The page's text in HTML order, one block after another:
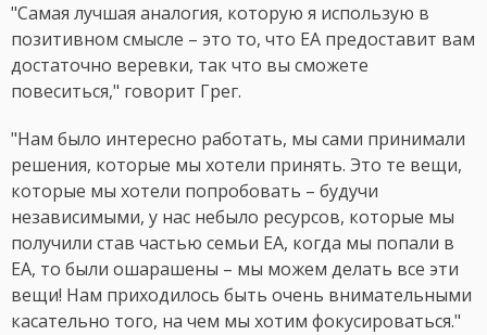
"Самая лучшая аналогия, которую я использую в
позитивном смысле – это то, что EA предоставит вам
достаточно веревки, так что вы сможете
повеситься," говорит Грег.
"Нам было интересно работать, мы сами принимали
решения, которые мы хотели принять. Это те вещи,
которые мы хотели попробовать – будучи
независимыми, у нас небыло ресурсов, которые мы
получили став частью семьи EA, когда мы попали в
EA, то были ошарашены – мы можем делать все эти
вещи! Нам приходилось быть очень внимательными
касательно того, на чем мы хотим фокусироваться."